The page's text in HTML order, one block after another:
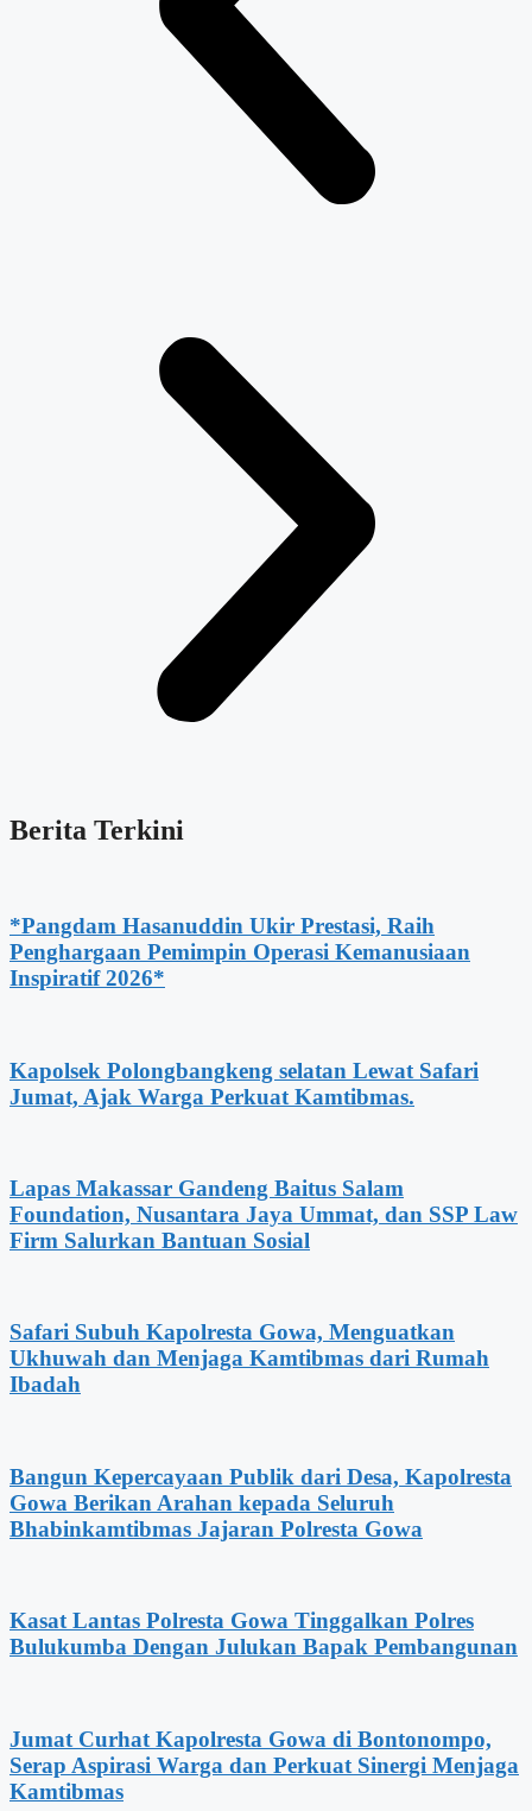
Berita Terkini
*Pangdam Hasanuddin Ukir Prestasi, Raih
Penghargaan Pemimpin Operasi Kemanusiaan
Inspiratif 2026*
Kapolsek Polongbangkeng selatan Lewat Safari
Jumat, Ajak Warga Perkuat Kamtibmas.
Lapas Makassar Gandeng Baitus Salam
Foundation, Nusantara Jaya Ummat, dan SSP Law
Firm Salurkan Bantuan Sosial
Safari Subuh Kapolresta Gowa, Menguatkan
Ukhuwah dan Menjaga Kamtibmas dari Rumah
Ibadah
Bangun Kepercayaan Publik dari Desa, Kapolresta
Gowa Berikan Arahan kepada Seluruh
Bhabinkamtibmas Jajaran Polresta Gowa
Kasat Lantas Polresta Gowa Tinggalkan Polres
Bulukumba Dengan Julukan Bapak Pembangunan
Jumat Curhat Kapolresta Gowa di Bontonompo,
Serap Aspirasi Warga dan Perkuat Sinergi Menjaga
Kamtibmas